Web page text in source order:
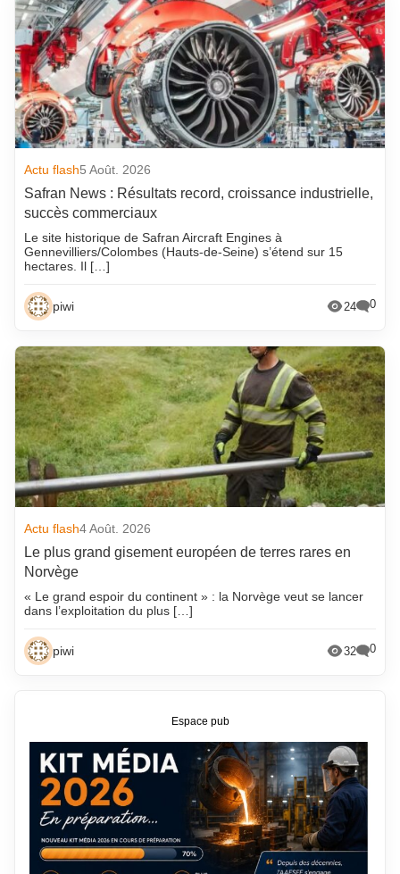
Actu flash5 Août. 2026
Safran News : Résultats record, croissance industrielle,
succès commerciaux
Le site historique de Safran Aircraft Engines à
Gennevilliers/Colombes (Hauts-de-Seine) s’étend sur 15
hectares. Il […]
piwi 24 0
Actu flash4 Août. 2026
Le plus grand gisement européen de terres rares en
Norvège
« Le grand espoir du continent » : la Norvège veut se lancer
dans l’exploitation du plus […]
piwi 32 0
Espace pub